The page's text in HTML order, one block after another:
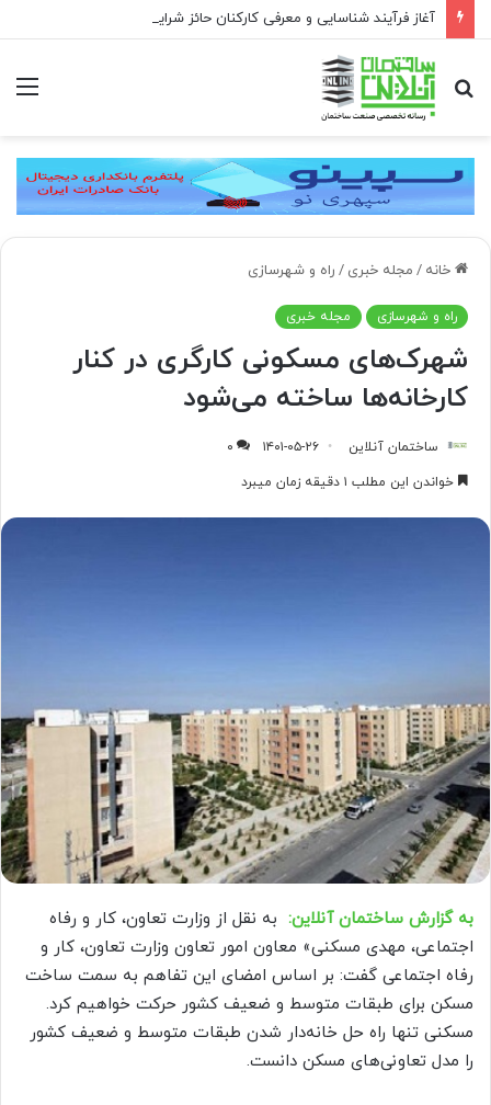
جستجو
برای
خانه / مجله خبری / راه و شهرسازی
راه و شهرسازی مجله خبری
شهرک‌های مسکونی کارگری در کنار
کارخانه‌ها ساخته می‌شود
ساختمان آنلاین ۱۴۰۱-۰۵-۲۶
۰
خواندن این مطلب ۱ دقیقه زمان میبرد
به گزارش ساختمان آنلاین: به نقل از وزارت تعاون، کار و رفاه
اجتماعی، مهدی مسکنی» معاون امور تعاون وزارت تعاون، کار و
رفاه اجتماعی گفت: بر اساس امضای این تفاهم به سمت ساخت
مسکن برای طبقات متوسط و ضعیف کشور حرکت خواهیم کرد.
مسکنی تنها راه حل خانه‌دار شدن طبقات متوسط و ضعیف کشور
را مدل تعاونی‌های مسکن دانست.